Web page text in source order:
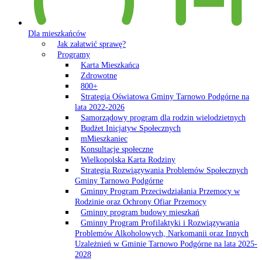
Dla mieszkańców
Jak załatwić sprawę?
Programy
Karta Mieszkańca
Zdrowotne
800+
Strategia Oświatowa Gminy Tarnowo Podgórne na
lata 2022-2026
Samorządowy program dla rodzin wielodzietnych
Budżet Inicjatyw Społecznych
mMieszkaniec
Konsultacje społeczne
Wielkopolska Karta Rodziny
Strategia Rozwiązywania Problemów Społecznych
Gminy Tarnowo Podgórne
Gminny Program Przeciwdziałania Przemocy w
Rodzinie oraz Ochrony Ofiar Przemocy
Gminny program budowy mieszkań
Gminny Program Profilaktyki i Rozwiązywania
Problemów Alkoholowych, Narkomanii oraz Innych
Uzależnień w Gminie Tarnowo Podgórne na lata 2025-
2028